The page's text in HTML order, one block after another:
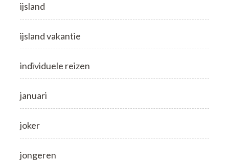
ijsland
ijsland vakantie
individuele reizen
januari
joker
jongeren